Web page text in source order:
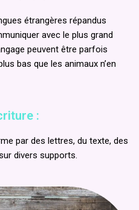
étrangères répandus
avec le plus grand
peuvent être parfois
bas que les animaux n’en
:
par des lettres, du texte, des
divers supports.